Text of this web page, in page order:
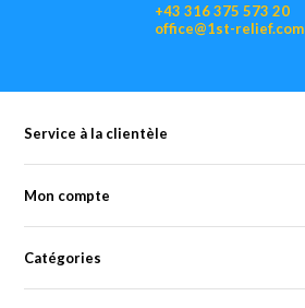
+43 316 375 573 20
office@1st-relief.com
Service à la clientèle
Mon compte
Catégories